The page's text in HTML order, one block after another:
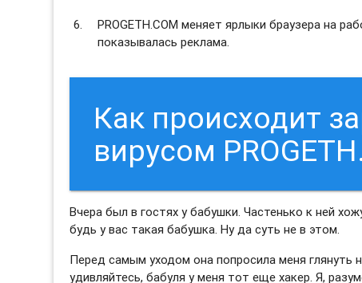
PROGETH.COM меняет ярлыки браузера на
показывалась реклама.
Как происходит
вирусом
Вчера был в гостях у бабушки. Частенько к ней
будь у вас такая бабушка. Ну да суть не в этом.
Перед самым уходом она попросила меня глянуть
удивляйтесь, бабуля у меня тот еще хакер. Я,